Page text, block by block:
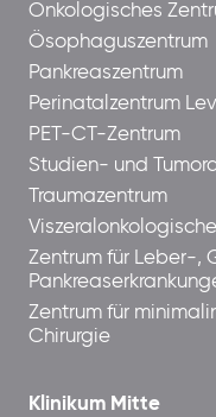
Onkologisches
Ösophaguszentrum
Pankreaszentrum
Perinatalzentrum
PET-CT-Zentrum
Studien- und
Traumazentrum
Zentrum für Leber-,
Zentrum für
Chirurgie
Klinikum Mitte